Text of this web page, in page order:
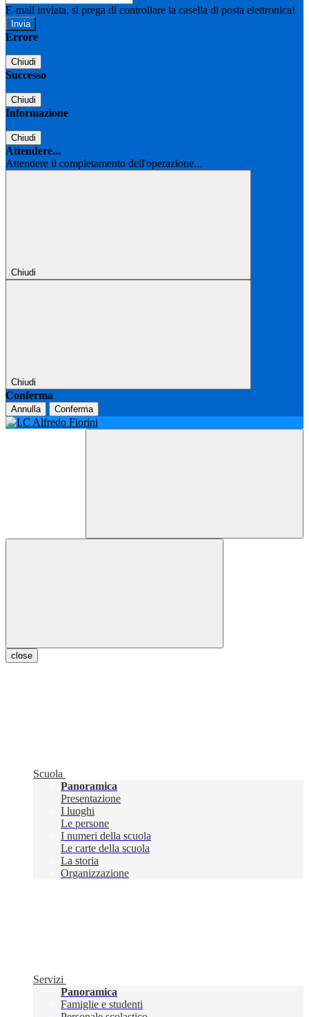
E-mail inviata, si prega di controllare la casella di posta elettronica!
Errore
Chiudi
Successo
Chiudi
Informazione
Chiudi
Attendere...
Attendere il completamento dell'operazione...
Chiudi
Chiudi
Conferma
Annulla Conferma
close
Scuola
Panoramica
Presentazione
I luoghi
Le persone
I numeri della scuola
Le carte della scuola
La storia
Organizzazione
Servizi
Panoramica
Famiglie e studenti